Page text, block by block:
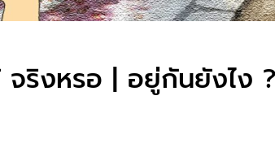
จริงหรอ | อยู่กันยังไง ?